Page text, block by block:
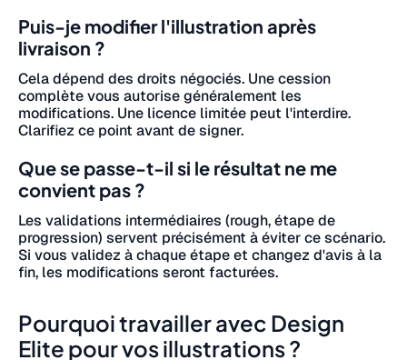
Puis-je modifier l'illustration après
livraison ?
Cela dépend des droits négociés. Une cession
complète vous autorise généralement les
modifications. Une licence limitée peut l'interdire.
Clarifiez ce point avant de signer.
Que se passe-t-il si le résultat ne me
convient pas ?
Les validations intermédiaires (rough, étape de
progression) servent précisément à éviter ce scénario.
Si vous validez à chaque étape et changez d'avis à la
fin, les modifications seront facturées.
Pourquoi travailler avec Design
Elite pour vos illustrations ?